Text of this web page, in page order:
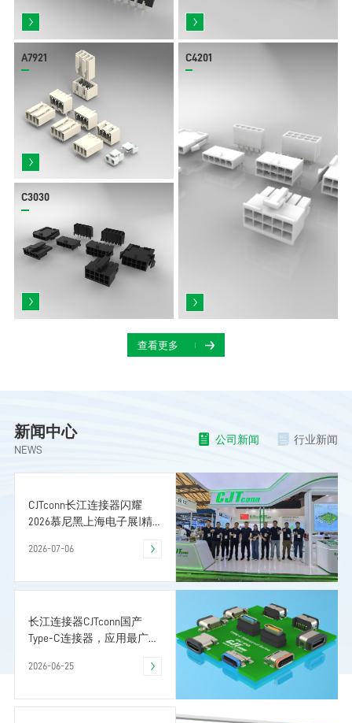
A7921
C3030
C4201
查看更多
新闻中心
NEWS
公司新闻 行业新闻
CJTconn长江连接器闪耀
2026慕尼黑上海电子展|精
2026-07-06
长江连接器CJTconn国产
Type-C连接器，应用最广泛
2026-06-25